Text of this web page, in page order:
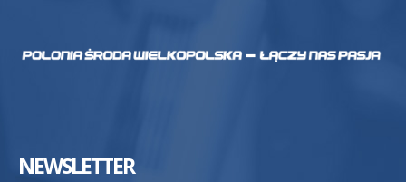
NEWSLETTER